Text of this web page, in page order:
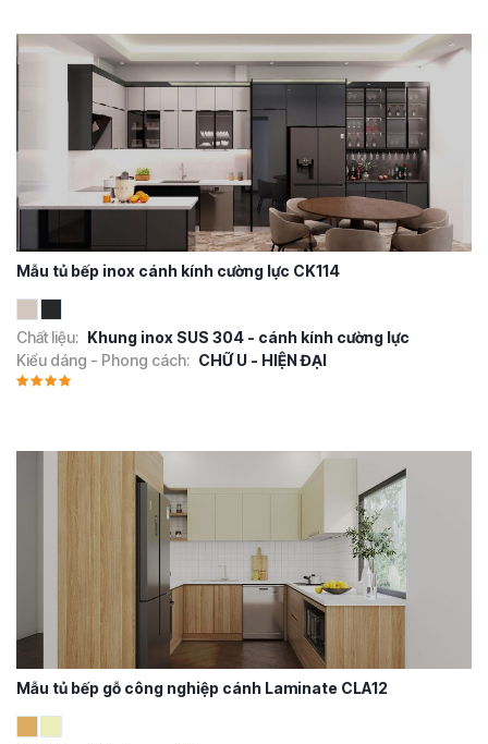
Mẫu tủ bếp inox cánh kính cường lực CK114
Chất liệu: Khung inox SUS 304 - cánh kính cường lực
Kiểu dáng - Phong cách: CHỮ U - HIỆN ĐẠI
Mẫu tủ bếp gỗ công nghiệp cánh Laminate CLA12